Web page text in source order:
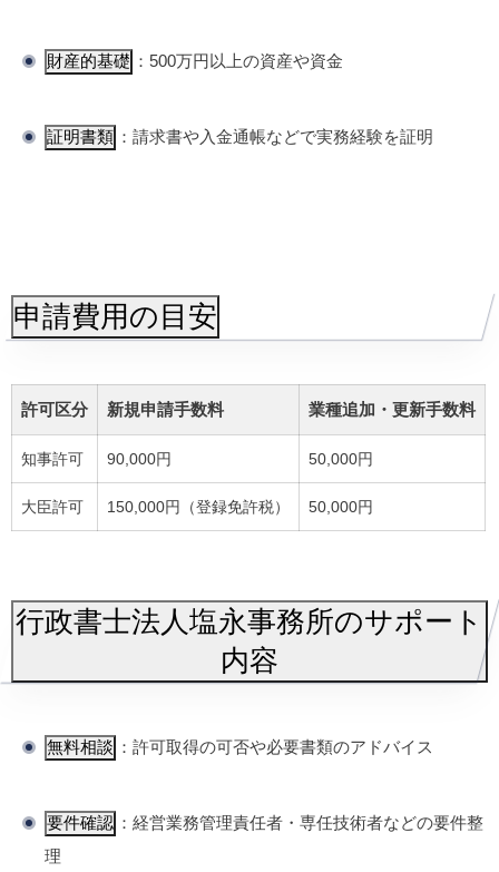
財産的基礎 ：500万円以上の資産や資金
証明書類 ：請求書や入金通帳などで実務経験を証明
申請費用の目安
許可区分 新規申請手数料 業種追加・更新手数料
知事許可 90,000円 50,000円
大臣許可 150,000円（登録免許税） 50,000円
行政書士法人塩永事務所のサポート
内容
無料相談 ：許可取得の可否や必要書類のアドバイス
要件確認 ：経営業務管理責任者・専任技術者などの要件整
理